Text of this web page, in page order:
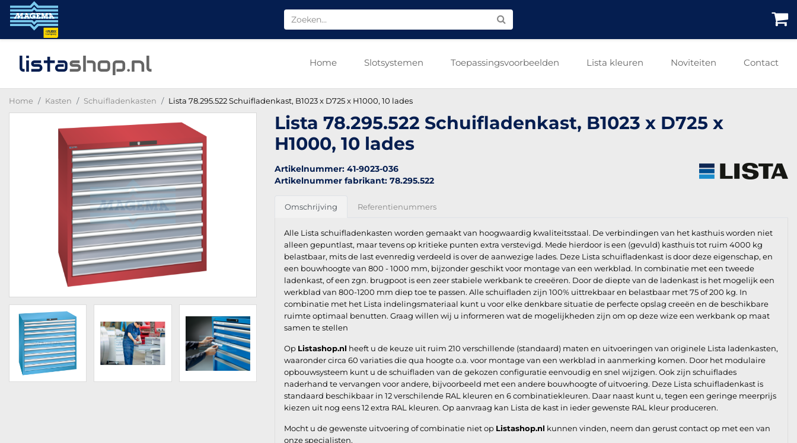
listashop.nl Home Slotsystemen Toepassingsvoorbeelden Lista kleuren Noviteiten Contact
Home Kasten Schuifladenkasten Lista 78.295.522 Schuifladenkast, B1023 x D725 x H1000, 10 lades
Lista 78.295.522 Schuifladenkast, B1023 x D725 x
H1000, 10 lades
Artikelnummer: 41-9023-036
Artikelnummer fabrikant: 78.295.522
Omschrijving Referentienummers
Alle Lista schuifladenkasten worden gemaakt van hoogwaardig kwaliteitsstaal. De verbindingen van het kasthuis worden niet
alleen gepuntlast, maar tevens op kritieke punten extra verstevigd. Mede hierdoor is een (gevuld) kasthuis tot ruim 4000 kg
belastbaar, mits de last evenredig verdeeld is over de aanwezige lades. Deze Lista schuifladenkast is door deze eigenschap, en
een bouwhoogte van 800 - 1000 mm, bijzonder geschikt voor montage van een werkblad. In combinatie met een tweede
ladenkast, of een zgn. brugpoot is een zeer stabiele werkbank te creeëren. Door de diepte van de ladenkast is het mogelijk een
werkblad van 800-1200 mm diep toe te passen. Alle schuifladen zijn 100% uittrekbaar en belastbaar met 75 of 200 kg. In
combinatie met het Lista indelingsmateriaal kunt u voor elke denkbare situatie de perfecte opslag creeën en de beschikbare
ruimte optimaal benutten. Graag willen wij u informeren wat de mogelijkheden zijn om op deze wize een werkbank op maat
samen te stellen
Op Listashop.nl heeft u de keuze uit ruim 210 verschillende (standaard) maten en uitvoeringen van originele Lista ladenkasten,
waaronder circa 60 variaties die qua hoogte o.a. voor montage van een werkblad in aanmerking komen. Door het modulaire
opbouwsysteem kunt u de schuifladen van de gekozen configuratie eenvoudig en snel wijzigen. Ook zijn schuiflades
naderhand te vervangen voor andere, bijvoorbeeld met een andere bouwhoogte of uitvoering. Deze Lista schuifladenkast is
standaard beschikbaar in 12 verschilende RAL kleuren en 6 combinatiekleuren. Daar naast kunt u, tegen een geringe meerprijs
kiezen uit nog eens 12 extra RAL kleuren. Op aanvraag kan Lista de kast in ieder gewenste RAL kleur produceren.
Mocht u de gewenste uitvoering of combinatie niet op Listashop.nl kunnen vinden, neem dan gerust contact op met een van
onze specialisten.